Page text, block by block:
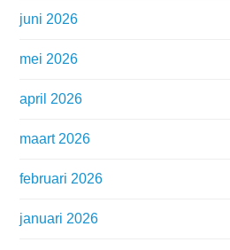
juni 2026
mei 2026
april 2026
maart 2026
februari 2026
januari 2026